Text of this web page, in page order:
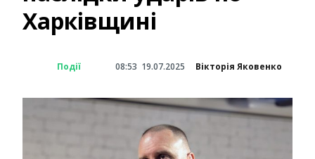
Харківщині
Події 08:53 19.07.2025 Вікторія Яковенко